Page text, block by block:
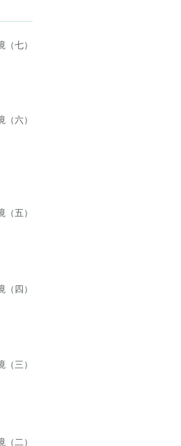
七）
六）
五）
四）
三）
二）